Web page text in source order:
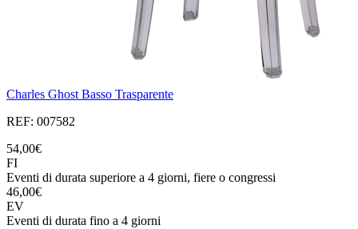
Charles Ghost Basso Trasparente
REF: 007582
54,00€
FI
Eventi di durata superiore a 4 giorni, fiere o congressi
46,00€
EV
Eventi di durata fino a 4 giorni